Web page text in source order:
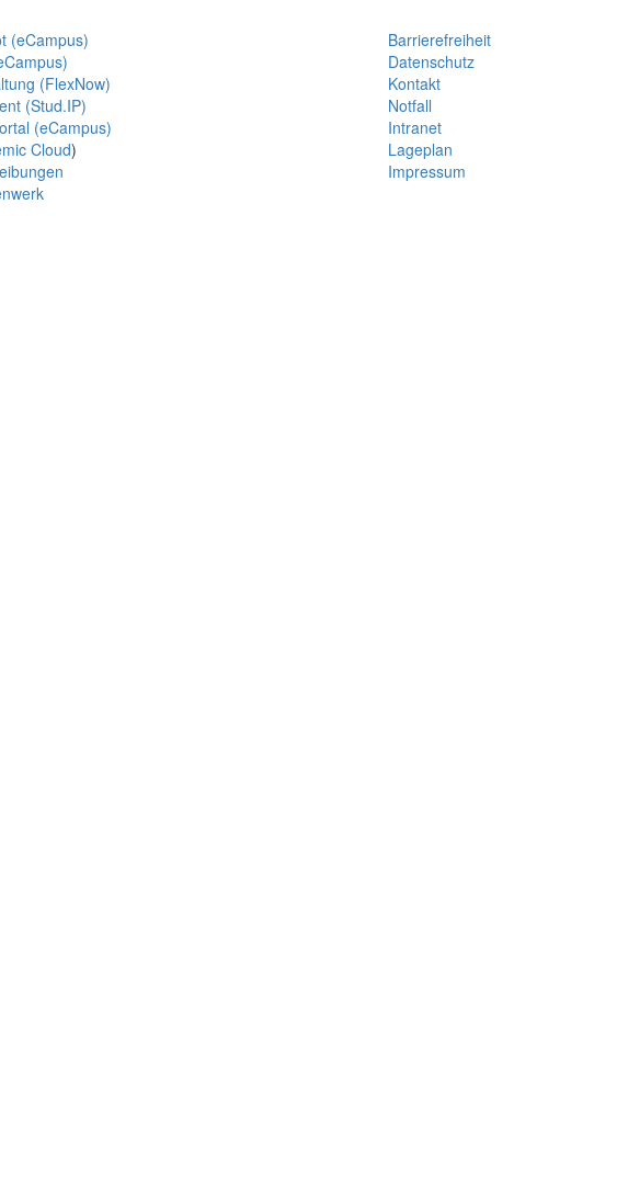
(eCampus)
(FlexNow)
(Stud.IP)
(eCampus)
Cloud)
Barrierefreiheit
Datenschutz
Kontakt
Notfall
Intranet
Lageplan
Impressum